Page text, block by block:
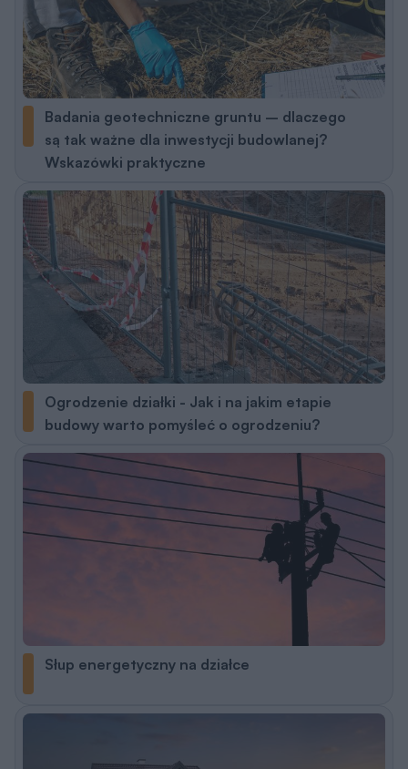
Badania geotechniczne gruntu – dlaczego
są tak ważne dla inwestycji budowlanej?
Wskazówki praktyczne
Ogrodzenie działki - Jak i na jakim etapie
budowy warto pomyśleć o ogrodzeniu?
Słup energetyczny na działce